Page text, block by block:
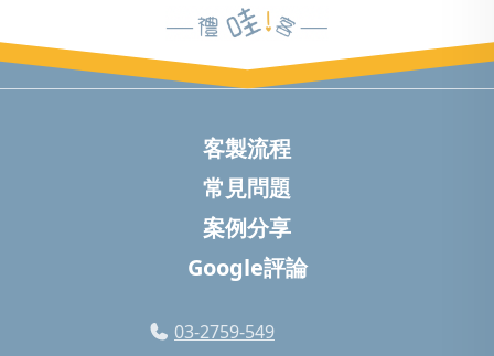
客製流程
常見問題
案例分享
Google評論
03-2759-549